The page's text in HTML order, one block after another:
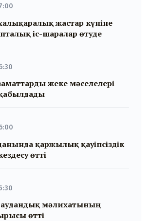
жастар күніне
іс-шаралар өтуде
жеке мәселелері
қаржылық қауіпсіздік
өтті
мәлихатының
өтті